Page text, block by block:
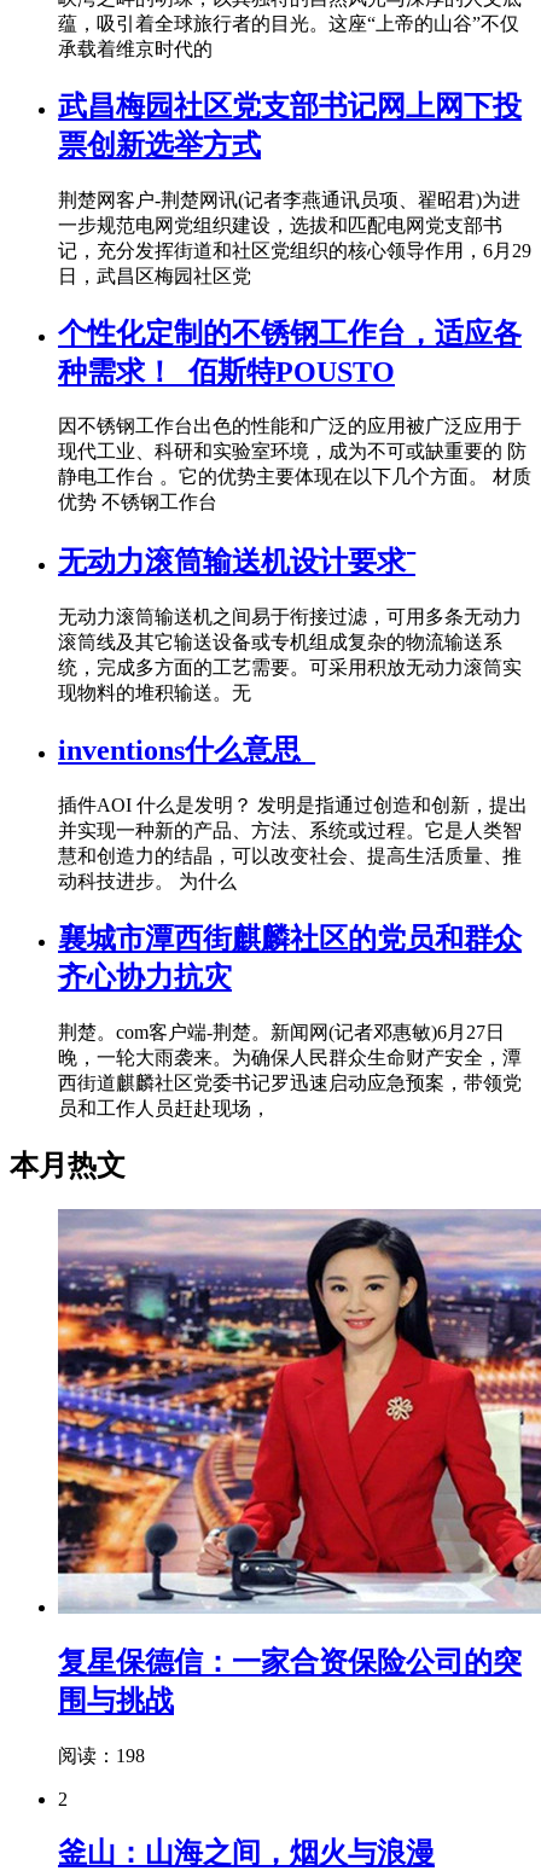
蕴，吸引着全球旅行者的目光。这座“上帝的山谷”不仅
承载着维京时代的
武昌梅园社区党支部书记网上网下投
票创新选举方式
荆楚网客户-荆楚网讯(记者李燕通讯员项、翟昭君)为进
一步规范电网党组织建设，选拔和匹配电网党支部书
记，充分发挥街道和社区党组织的核心领导作用，6月29
日，武昌区梅园社区党
个性化定制的不锈钢工作台，适应各
种需求！_佰斯特POUSTO
因不锈钢工作台出色的性能和广泛的应用被广泛应用于
现代工业、科研和实验室环境，成为不可或缺重要的 防
静电工作台 。它的优势主要体现在以下几个方面。 材质
优势 不锈钢工作台
无动力滚筒输送机设计要求⁻
无动力滚筒输送机之间易于衔接过滤，可用多条无动力
滚筒线及其它输送设备或专机组成复杂的物流输送系
统，完成多方面的工艺需要。可采用积放无动力滚筒实
现物料的堆积输送。无
inventions什么意思_
插件AOI 什么是发明？ 发明是指通过创造和创新，提出
并实现一种新的产品、方法、系统或过程。它是人类智
慧和创造力的结晶，可以改变社会、提高生活质量、推
动科技进步。 为什么
襄城市潭西街麒麟社区的党员和群众
齐心协力抗灾
荆楚。com客户端-荆楚。新闻网(记者邓惠敏)6月27日
晚，一轮大雨袭来。为确保人民群众生命财产安全，潭
西街道麒麟社区党委书记罗迅速启动应急预案，带领党
员和工作人员赶赴现场，
本月热文
复星保德信：一家合资保险公司的突
围与挑战
阅读：198
2
釜山：山海之间，烟火与浪漫